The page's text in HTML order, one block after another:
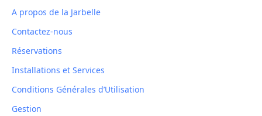
A propos de la Jarbelle
Contactez-nous
Réservations
Installations et Services
Conditions Générales d’Utilisation
Gestion